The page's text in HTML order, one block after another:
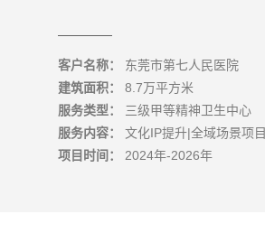
客户名称：
东莞市第七人民医院
建筑面积：
8.7万平方米
服务类型：
三级甲等精神卫生中心
服务内容：
文化IP提升|全域场景项目
项目时间：
2024年-2026年